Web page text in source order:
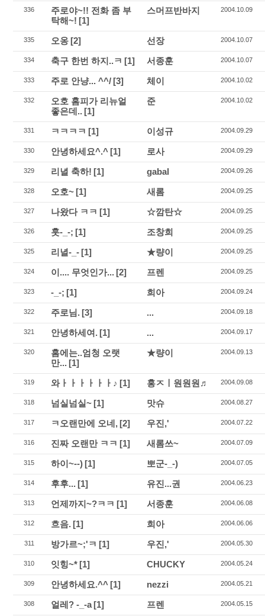
336
주로야~!! 전화 좀 부
탁해~! [1]
스머프반바지 2004.10.09
335 오옹 [2] 선장 2004.10.07
334 축구 한번 하지..ㅋ [1] 서종훈 2004.10.07
333 주로 안냥... ^^/ [3] 체이 2004.10.02
332
오호 홈피가 리뉴얼
좋은데.. [1]
준 2004.10.02
331 ㅋㅋㅋㅋ [1] 이성규 2004.09.29
330 안녕하세요^.^ [1] 로사 2004.09.29
329 리녈 축하! [1] gabal 2004.09.26
328 오호~ [1] 새롬 2004.09.25
327 나왔다 ㅋㅋ [1] ☆깜탄☆ 2004.09.25
326 훗-_-; [1] 조창희 2004.09.25
325 리녈-_- [1] ★량이 2004.09.25
324 이.... 무엇인가... [2] 프렌 2004.09.25
323 -_-; [1] 희아 2004.09.24
322 주로님. [3] ... 2004.09.18
321 안녕하세여. [1] ... 2004.09.17
320
홈에는..엄청 오랫
만... [1]
★량이 2004.09.13
319 와ㅏㅏㅏㅏㅏㅏ♪ [1] 홍ㅈㅣ원원원♬ 2004.09.08
318 넘실넘실~ [1] 맛슈 2004.08.27
317 ㅋ오랜만에 오네, [2] 우진,' 2004.07.22
316 진짜 오랜만 ㅋㅋ [1] 새롬쓰~ 2004.07.09
315 하이~--) [1] 뽀군-_-) 2004.07.05
314 후후... [1] 유진...권 2004.06.23
313 언제까지~?ㅋㅋ [1] 서종훈 2004.06.08
312 흐음. [1] 희아 2004.06.06
311 방가르~;'ㅋ [1] 우진,' 2004.05.30
310 잇힝~* [1] CHUCKY 2004.05.24
309 안녕하세요.^^ [1] nezzi 2004.05.21
308 얼레? -_-a[1] 프렌 2004.05.15